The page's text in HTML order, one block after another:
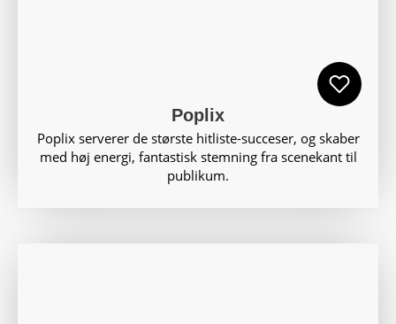
Poplix
Poplix serverer de største hitliste-succeser, og skaber
med høj energi, fantastisk stemning fra scenekant til
publikum.